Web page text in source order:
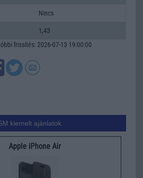
Nincs
1,43
frissítés: 2026-07-13 19:00:00
kiemelt ajánlatok
Apple iPhone Air